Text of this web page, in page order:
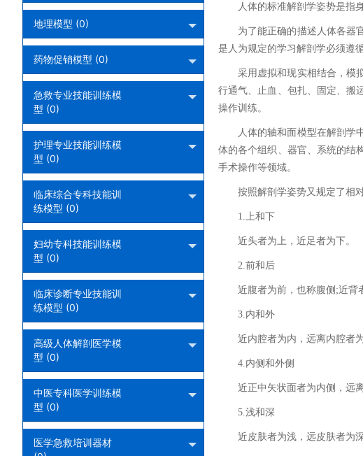
人体的标准解剖学姿势是指
为了能正确的描述人体各器
是人为规定的学习解剖学必须遵
采用虚拟和现实相结合，模
行通气、止血、包扎、固定、搬
操作训练。
人体的轴和面模型在解剖学
体的各个组织、器官、系统的结
手术操作等领域。
按照解剖学姿势又规定了相
1.上和下
近头者为上，近足者为下。
2.前和后
近腹者为前，也称腹侧;近背
3.内和外
近内腔者为内，远离内腔者为
4.内侧和外侧
近正中矢状面者为内侧，远
5.浅和深
近皮肤者为浅，远皮肤者为深
地理模型 (0)
药物促销模型 (0)
急救专业技能训练模
型 (0)
护理专业技能训练模
型 (0)
临床综合专科技能训
练模型 (0)
妇幼专科技能训练模
型 (0)
临床诊断专业技能训
练模型 (0)
高级人体解剖医学模
型 (0)
中医专科医学训练模
型 (0)
医学急救培训器材